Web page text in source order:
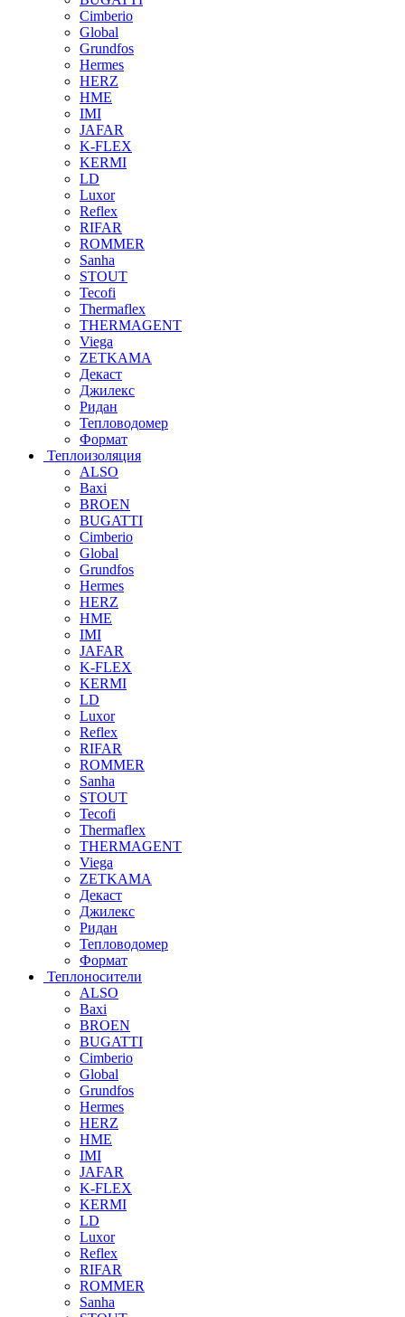
Cimberio
Global
Grundfos
Hermes
HERZ
HME
IMI
JAFAR
K-FLEX
KERMI
LD
Luxor
Reflex
RIFAR
ROMMER
Sanha
STOUT
Tecofi
Thermaflex
THERMAGENT
Viega
ZETKAMA
Декаст
Джилекс
Ридан
Тепловодомер
Формат
Теплоизоляция
ALSO
Baxi
BROEN
BUGATTI
Cimberio
Global
Grundfos
Hermes
HERZ
HME
IMI
JAFAR
K-FLEX
KERMI
LD
Luxor
Reflex
RIFAR
ROMMER
Sanha
STOUT
Tecofi
Thermaflex
THERMAGENT
Viega
ZETKAMA
Декаст
Джилекс
Ридан
Тепловодомер
Формат
Теплоносители
ALSO
Baxi
BROEN
BUGATTI
Cimberio
Global
Grundfos
Hermes
HERZ
HME
IMI
JAFAR
K-FLEX
KERMI
LD
Luxor
Reflex
RIFAR
ROMMER
Sanha